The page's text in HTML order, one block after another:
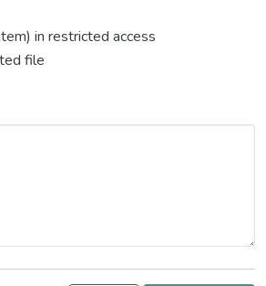
in restricted access
file